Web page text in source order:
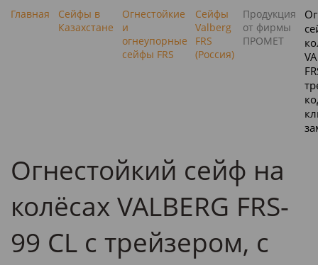
Главная
Сейфы в
Казахстане
Огнестойкие
и
огнеупорные
сейфы FRS
Сейфы
Valberg
FRS
(Россия)
Продукция
от фирмы
ПРОМЕТ
Огнестойкий сейф на
колёсах VALBERG FRS-
99 CL с трейзером, с